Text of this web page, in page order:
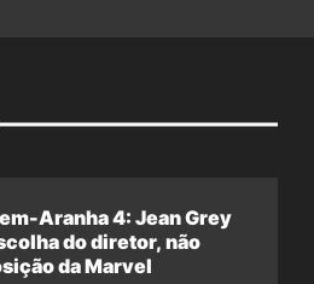
Aranha 4: Jean Grey
do diretor, não
da Marvel